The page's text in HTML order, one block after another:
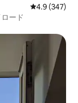
レビュー347
4.9 (347)
ード